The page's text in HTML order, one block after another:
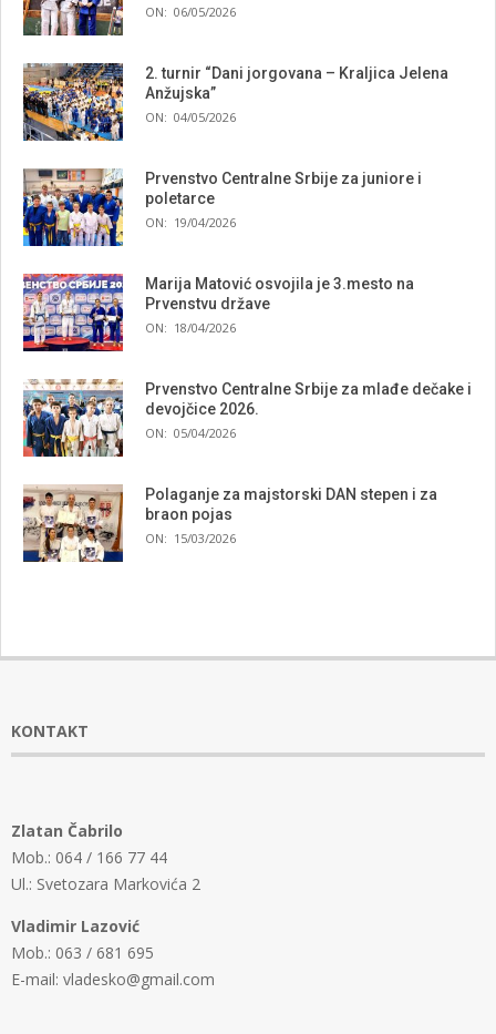
ON: 06/05/2026
2. turnir “Dani jorgovana – Kraljica Jelena
Anžujska”
ON: 04/05/2026
Prvenstvo Centralne Srbije za juniore i
poletarce
ON: 19/04/2026
Marija Matović osvojila je 3.mesto na
Prvenstvu države
ON: 18/04/2026
Prvenstvo Centralne Srbije za mlađe dečake i
devojčice 2026.
ON: 05/04/2026
Polaganje za majstorski DAN stepen i za
braon pojas
ON: 15/03/2026
KONTAKT
Zlatan Čabrilo
Mob.: 064 / 166 77 44
Ul.: Svetozara Markovića 2
Vladimir Lazović
Mob.: 063 / 681 695
E-mail: vladesko@gmail.com